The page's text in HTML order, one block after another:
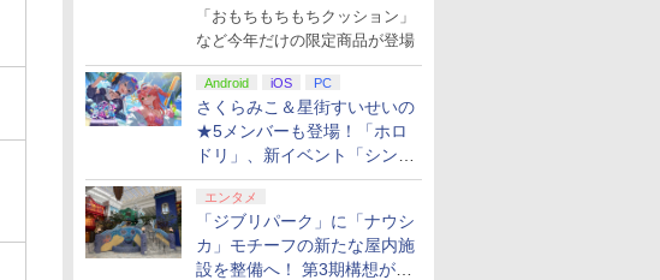
「おもちもちもちクッション」
など今年だけの限定商品が登場
Android iOS PC
さくらみこ＆星街すいせいの
★5メンバーも登場！「ホロ
ドリ」、新イベント「シンク
ロする夏のスパークル」がス
タート
エンタメ
「ジブリパーク」に「ナウシ
カ」モチーフの新たな屋内施
設を整備へ！ 第3期構想が公